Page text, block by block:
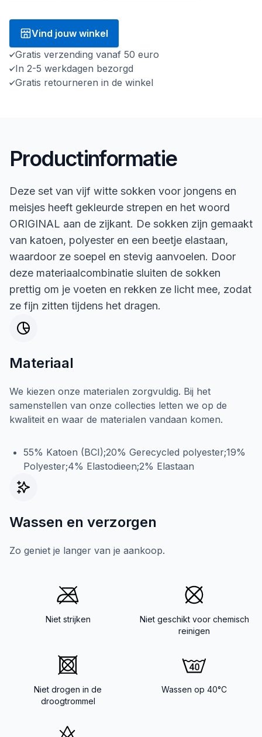
Vind jouw winkel
Gratis verzending vanaf 50 euro
In 2-5 werkdagen bezorgd
Gratis retourneren in de winkel
Productinformatie
Deze set van vijf witte sokken voor jongens en
meisjes heeft gekleurde strepen en het woord
ORIGINAL aan de zijkant. De sokken zijn gemaakt
van katoen, polyester en een beetje elastaan,
waardoor ze soepel en stevig aanvoelen. Door
deze materiaalcombinatie sluiten de sokken
prettig om je voeten en rekken ze licht mee, zodat
ze fijn zitten tijdens het dragen.
Materiaal
We kiezen onze materialen zorgvuldig. Bij het
samenstellen van onze collecties letten we op de
kwaliteit en waar de materialen vandaan komen.
55% Katoen (BCI);20% Gerecycled polyester;19%
Polyester;4% Elastodieen;2% Elastaan
Wassen en verzorgen
Zo geniet je langer van je aankoop.
Niet strijken
Niet geschikt voor chemisch
reinigen
Niet drogen in de
droogtrommel
Wassen op 40°C